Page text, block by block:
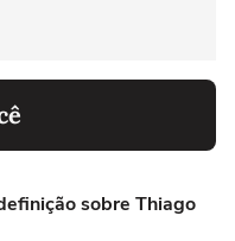
sobre Thiago